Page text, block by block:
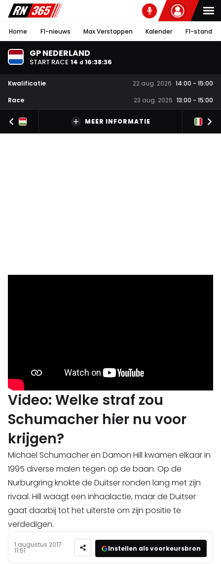
Home F1-nieuws Max Verstappen Kalender F1-stand
GP NEDERLAND
START RACE 14 d 16:38:35
Kwalificatie 22 aug. 2026 14:00 - 15:00
Race
23 aug. 2026 13:00 - 15:00
MEER INFORMATIE
Video: Welke straf zou
Schumacher hier nu voor
krijgen?
Michael Schumacher en Damon Hill kwamen elkaar in
1995 diverse malen tegen op de baan. Op de
Nurburgring knokte de Duitser ronden lang met zijn
rivaal. Hill waagt een inhaalactie, maar de Duitser
gaat daarbij tot het uiterste om zijn positie te
verdedigen.
1 augustus 2017
11:51 Instellen als voorkeursbron